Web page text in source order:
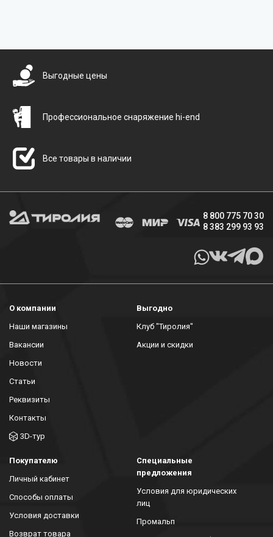
Выгодные цены
Профессиональное снаряжение hi-end
Все товары в наличии
8 800 775 70 30
8 383 299 93 93
О компании
Наши магазины
Вакансии
Новости
Статьи
Реквизиты
Контакты
3D-тур
Выгодно
Клуб "Тиролия"
Акции и скидки
Покупателю
Личный кабинет
Способы оплаты
Условия доставки
Возврат товара
Специальные
предложения
Условия для юридических
лиц
Промальп